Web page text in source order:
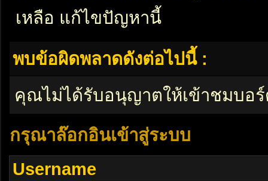
เหลือ แก้ไขปัญหานี้
พบข้อผิดพลาดดังต่อไปนี้ :
คุณไม่ได้รับอนุญาตให้เข้าชมบอ
กรุณาล๊อกอินเข้าสู่ระบบ
Username